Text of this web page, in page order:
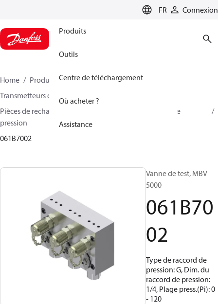
FR Connexion
Produits
Outils
Centre de téléchargement
Où acheter ?
Assistance
Home Produits
Sensing solutions
Transmetteurs de pression et accessoires
Pièces de rechange et accessoires pour transmetteurs de
pression
061B7002
Vanne de test, MBV
5000
061B70
02
Type de raccord de
pression: G, Dim. du
raccord de pression:
1/4, Plage press.(Pi): 0
- 120